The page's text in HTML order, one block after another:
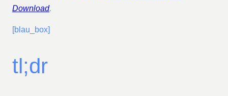
Download.
[blau_box]
tl;dr